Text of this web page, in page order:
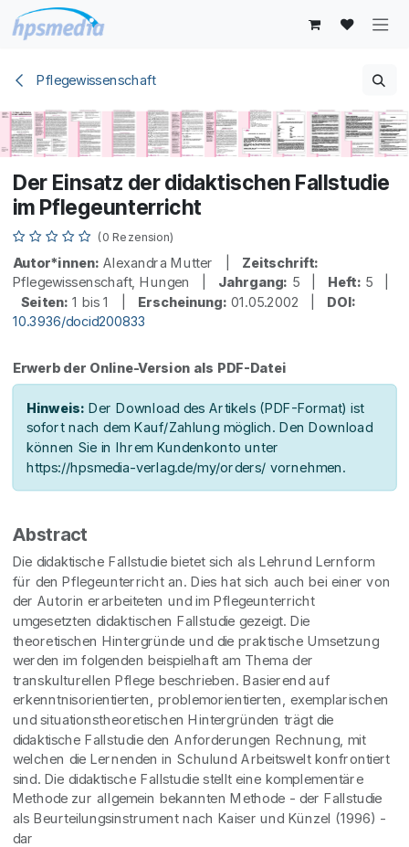
Zum Inhalt springen
Pflegewissenschaft
Der Einsatz der didaktischen Fallstudie
im Pflegeunterricht
(0 Rezension)
Autor*innen: Alexandra Mutter | Zeitschrift:
Pflegewissenschaft, Hungen | Jahrgang: 5 | Heft: 5 |
Seiten: 1 bis 1 | Erscheinung: 01.05.2002 | DOI:
10.3936/docid200833
Erwerb der Online-Version als PDF-Datei
Hinweis: Der Download des Artikels (PDF-Format) ist
sofort nach dem Kauf/Zahlung möglich. Den Download
können Sie in Ihrem Kundenkonto unter
https://hpsmedia-verlag.de/my/orders/ vornehmen.
Abstract
Die didaktische Fallstudie bietet sich als Lehrund Lernform
für den Pflegeunterricht an. Dies hat sich auch bei einer von
der Autorin erarbeiteten und im Pflegeunterricht
umgesetzten didaktischen Fallstudie gezeigt. Die
theoretischen Hintergründe und die praktische Umsetzung
werden im folgenden beispielhaft am Thema der
transkulturellen Pflege beschrieben. Basierend auf
erkenntnisorientierten, problemorientierten, exemplarischen
und situationstheoretischen Hintergründen trägt die
didaktische Fallstudie den Anforderungen Rechnung, mit
welchen die Lernenden in Schulund Arbeitswelt konfrontiert
sind. Die didaktische Fallstudie stellt eine komplementäre
Methode zur allgemein bekannten Methode - der Fallstudie
als Beurteilungsinstrument nach Kaiser und Künzel (1996) -
dar